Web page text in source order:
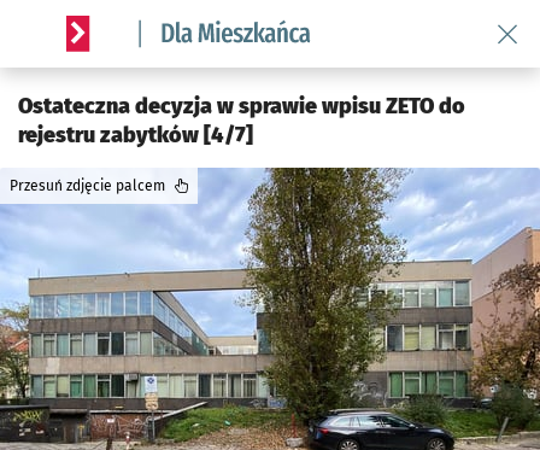
Serwis informacyjny wroclaw.pl podserwis: Dla mieszkańca
Ostateczna decyzja w sprawie wpisu ZETO do
rejestru zabytków [4/7]
Przesuń zdjęcie palcem